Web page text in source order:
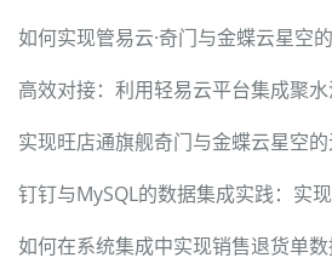
如何实现管易云·奇门与金蝶云星空
高效对接：利用轻易云平台集成聚
实现旺店通旗舰奇门与金蝶云星空
如何在系统集成中实现销售退货单